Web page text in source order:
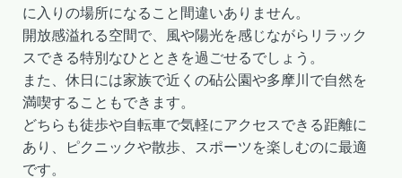
に入りの場所になること間違いありません。
開放感溢れる空間で、風や陽光を感じながらリラック
スできる特別なひとときを過ごせるでしょう。
また、休日には家族で近くの砧公園や多摩川で自然を
満喫することもできます。
どちらも徒歩や自転車で気軽にアクセスできる距離に
あり、ピクニックや散歩、スポーツを楽しむのに最適
です。